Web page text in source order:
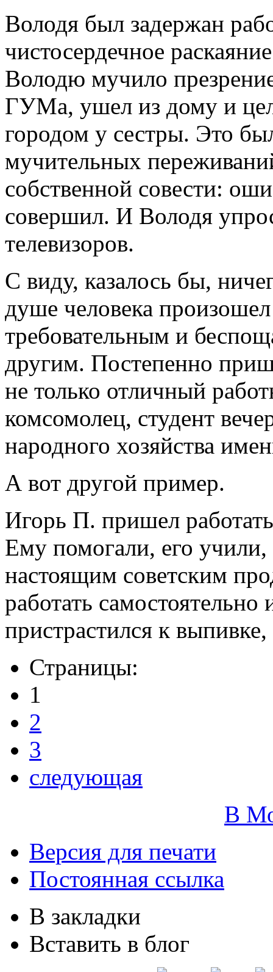
Володя был задержан
чистосердечное
Володю мучило
ГУМа, ушел из дому и
городом у сестры. Это
мучительных
собственной совести:
совершил. И Володя
телевизоров.
С виду, казалось бы,
душе человека
требовательным и
другим. Постепенно
не только отличный
комсомолец, студент
народного хозяйства
А вот другой пример.
Игорь П. пришел
Ему помогали, его учили,
настоящим советским
работать
пристрастился к
Страницы:
1
2
3
следующая
В
Версия для печати
Постоянная ссылка
В закладки
Вставить в блог